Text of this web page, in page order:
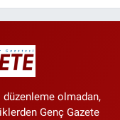
olmadan,
Genç Gazete